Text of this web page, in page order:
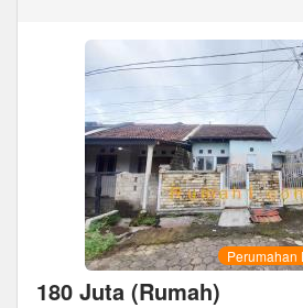
Perumahan
180 Juta (Rumah)